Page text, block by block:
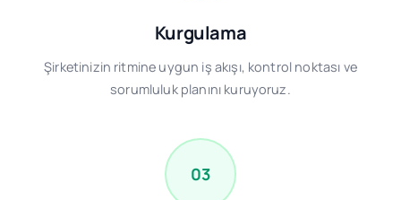
Kurgulama
Şirketinizin ritmine uygun iş akışı, kontrol noktası ve
sorumluluk planını kuruyoruz.
03